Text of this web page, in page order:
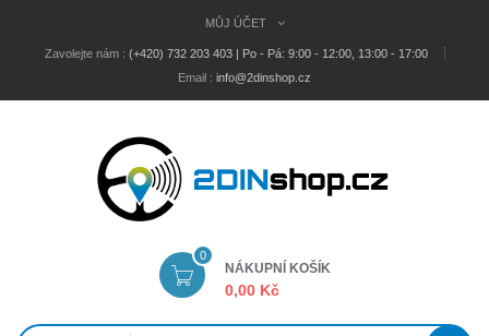
MŮJ ÚČET
Zavolejte nám : (+420) 732 203 403 | Po - Pá: 9:00 - 12:00, 13:00 - 17:00
Email : info@2dinshop.cz
NÁKUPNÍ KOŠÍK
0
0,00 Kč